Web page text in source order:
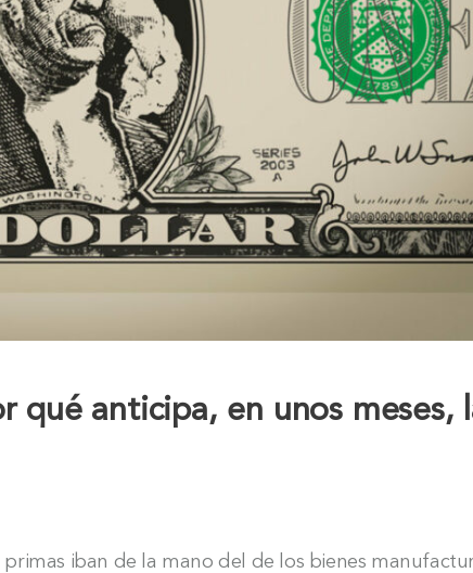
qué anticipa, en unos meses,
iban de la mano del de los bienes